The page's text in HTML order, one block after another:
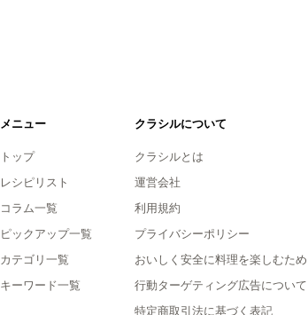
メニュー
トップ
レシピリスト
コラム一覧
ピックアップ一覧
カテゴリ一覧
キーワード一覧
クラシルについて
クラシルとは
運営会社
利用規約
プライバシーポリシー
おいしく安全に料理を楽しむため
行動ターゲティング広告について
特定商取引法に基づく表記